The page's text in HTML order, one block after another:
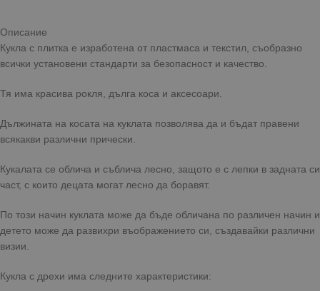
Описание
Кукла с плитка е изработена от пластмаса и текстил, съобразно
всички установени стандарти за безопасност и качество.
Тя има красива рокля, дълга коса и аксесоари.
Дължината на косата на куклата позволява да и бъдат правени
всякакви различни прически.
Кукалата се облича и съблича лесно, защото е с лепки в задната си
част, с които децата могат лесно да боравят.
По този начин куклата може да бъде обличана по различен начин и
детето може да развихри въображението си, създавайки различни
визии.
Кукла с дрехи има следните характеристики: